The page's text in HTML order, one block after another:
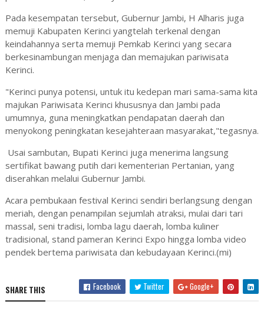
Pada kesempatan tersebut, Gubernur Jambi, H Alharis juga
memuji Kabupaten Kerinci yangtelah terkenal dengan
keindahannya serta memuji Pemkab Kerinci yang secara
berkesinambungan menjaga dan memajukan pariwisata
Kerinci.
"Kerinci punya potensi, untuk itu kedepan mari sama-sama kita
majukan Pariwisata Kerinci khususnya dan Jambi pada
umumnya, guna meningkatkan pendapatan daerah dan
menyokong peningkatan kesejahteraan masyarakat,"tegasnya.
Usai sambutan, Bupati Kerinci juga menerima langsung
sertifikat bawang putih dari kementerian Pertanian, yang
diserahkan melalui Gubernur Jambi.
Acara pembukaan festival Kerinci sendiri berlangsung dengan
meriah, dengan penampilan sejumlah atraksi, mulai dari tari
massal, seni tradisi, lomba lagu daerah, lomba kuliner
tradisional, stand pameran Kerinci Expo hingga lomba video
pendek bertema pariwisata dan kebudayaan Kerinci.(mi)
SHARE THIS Facebook Twitter Google+